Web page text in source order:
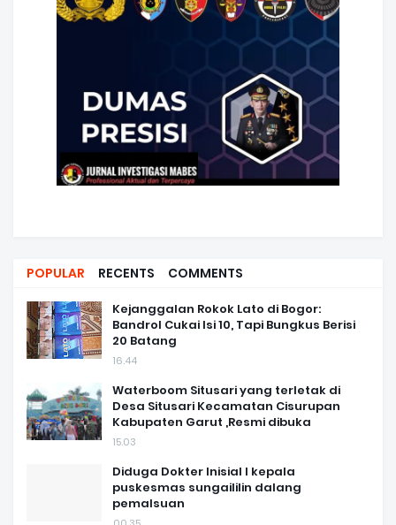
POPULAR RECENTS COMMENTS
Kejanggalan Rokok Lato di Bogor:
Bandrol Cukai Isi 10, Tapi Bungkus Berisi
20 Batang
16.44
Waterboom Situsari yang terletak di
Desa Situsari Kecamatan Cisurupan
Kabupaten Garut ,Resmi dibuka
15.03
Diduga Dokter Inisial I kepala
puskesmas sungaililin dalang
pemalsuan